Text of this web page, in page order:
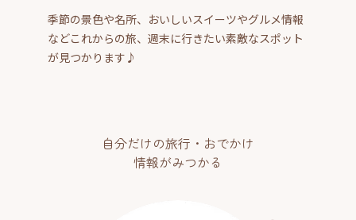
季節の景色や名所、おいしいスイーツやグルメ情報
などこれからの旅、週末に行きたい素敵なスポット
が見つかります♪
自分だけの旅行・おでかけ
情報がみつかる